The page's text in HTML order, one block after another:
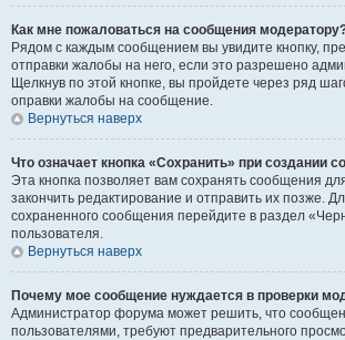
Как мне пожаловаться на сообщения
Рядом с каждым сообщением вы увидите кнопку,
отправки жалобы на него, если это разрешено
Щелкнув по этой кнопке, вы пройдете через ряд
оправки жалобы на сообщение.
Вернуться наверх
Что означает кнопка «Сохранить» при создании
Эта кнопка позволяет вам сохранять сообщения
закончить редактирование и отправить их позже.
сохраненного сообщения перейдите в раздел
пользователя.
Вернуться наверх
Почему мое сообщение нуждается в проверки
Администратор форума может решить, что
пользователями, требуют предварительного